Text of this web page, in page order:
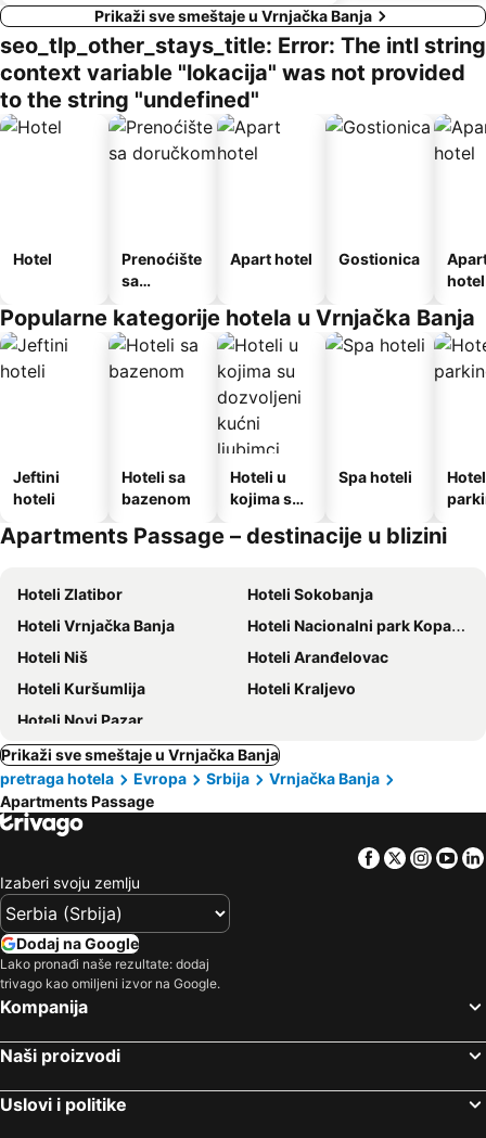
Prikaži sve smeštaje u Vrnjačka Banja
seo_tlp_other_stays_title: Error: The intl string
context variable "lokacija" was not provided
to the string "undefined"
Hotel
Prenoćište
sa
Apart hotel Gostionica
hotel
Popularne kategorije hotela u Vrnjačka Banja
Jeftini
hoteli
Hoteli sa
bazenom
Hoteli u
kojima su
kućni
Spa hoteli
Apartments Passage – destinacije u blizini
Hoteli Zlatibor
Hoteli Sokobanja
Hoteli Vrnjačka Banja
Hoteli Nacionalni park Kopaonik
Hoteli Niš
Hoteli Aranđelovac
Hoteli Kuršumlija
Hoteli Kraljevo
Hoteli Novi Pazar
Prikaži sve smeštaje u Vrnjačka Banja
pretraga hotela
Evropa Srbija
Vrnjačka Banja
Apartments Passage
Facebook
Twitter
Izaberi svoju zemlju
Dodaj na Google
Lako pronađi naše rezultate: dodaj
trivago kao omiljeni izvor na Google.
Kompanija
Naši proizvodi
Uslovi i politike